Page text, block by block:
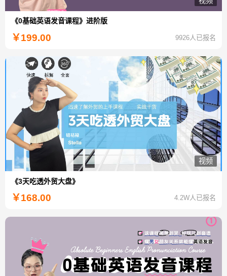
《0基础英语发音课程》进阶版
￥199.00 9926人已报名
视频
《3天吃透外贸大盘》
￥168.00 4.2W人已报名